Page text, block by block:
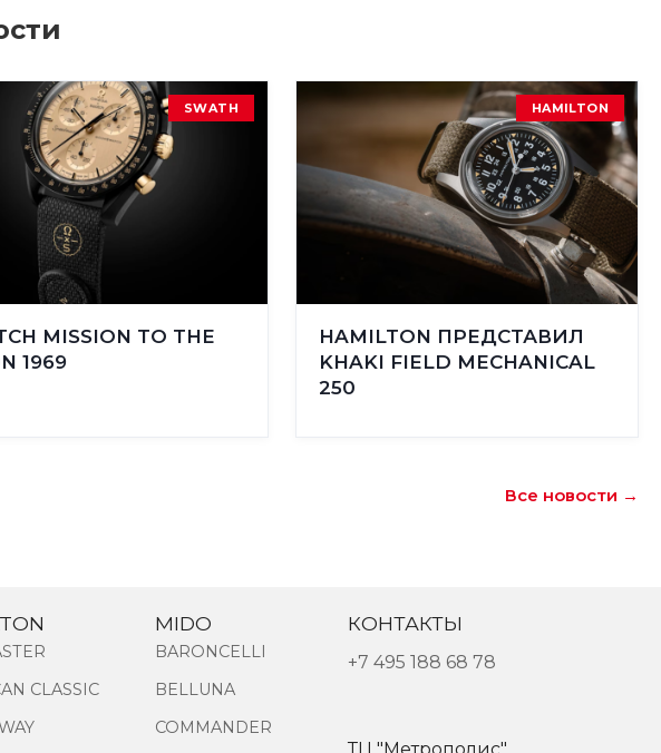
SWATH
MISSION TO THE
1969
HAMILTON
HAMILTON ПРЕДСТАВИЛ
KHAKI FIELD MECHANICAL
250
Все новости →
CLASSIC
MIDO
BARONCELLI
BELLUNA
COMMANDER
КОНТАКТЫ
+7 495 188 68 78